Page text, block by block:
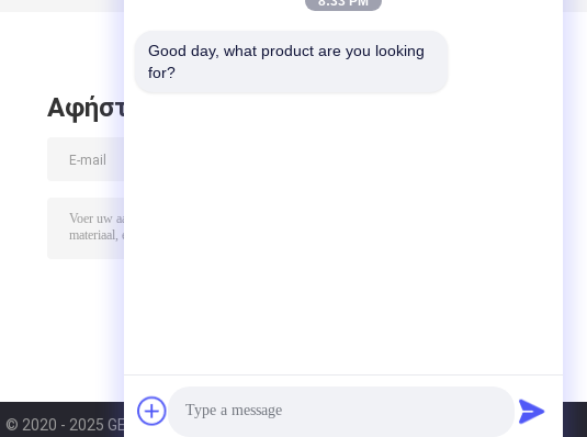
Αφήστε μήνυμα
© 2020 - 2025 GEO-ALLEN CO.,LTD.. All Rights Reserved.
Good day, what product are you looking
for?